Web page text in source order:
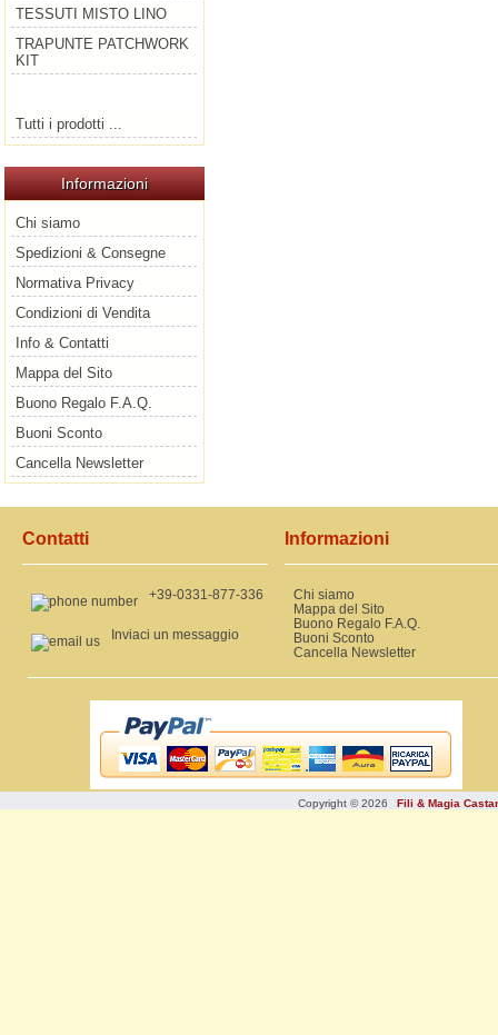
TESSUTI MISTO LINO
TRAPUNTE PATCHWORK
KIT
Tutti i prodotti ...
Informazioni
Chi siamo
Spedizioni & Consegne
Normativa Privacy
Condizioni di Vendita
Info & Contatti
Mappa del Sito
Buono Regalo F.A.Q.
Buoni Sconto
Cancella Newsletter
Contatti
+39-0331-877-336
Inviaci un messaggio
Informazioni
Chi siamo
Mappa del Sito
Buono Regalo F.A.Q.
Buoni Sconto
Cancella Newsletter
Copyright © 2026 Fili & Magia